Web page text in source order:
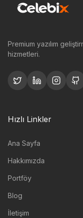
Premium yazılım
hizmetleri.
Hızlı Linkler
Ana Sayfa
Hakkımızda
Portföy
Blog
İletişim